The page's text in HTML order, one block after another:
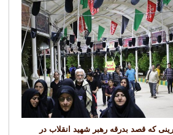
که قصد بدرقه رهبر شهید انقلاب در